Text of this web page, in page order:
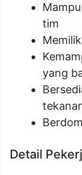
tim
yang
Detail